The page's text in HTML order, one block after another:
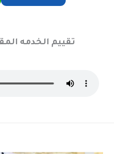
تقييم الخدمه